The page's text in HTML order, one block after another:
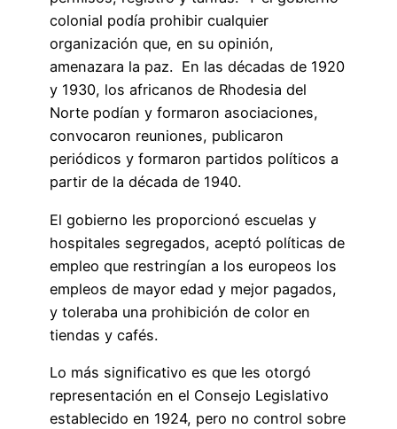
colonial podía prohibir cualquier
organización que, en su opinión,
amenazara la paz. En las décadas de 1920
y 1930, los africanos de Rhodesia del
Norte podían y formaron asociaciones,
convocaron reuniones, publicaron
periódicos y formaron partidos políticos a
partir de la década de 1940.
El gobierno les proporcionó escuelas y
hospitales segregados, aceptó políticas de
empleo que restringían a los europeos los
empleos de mayor edad y mejor pagados,
y toleraba una prohibición de color en
tiendas y cafés.
Lo más significativo es que les otorgó
representación en el Consejo Legislativo
establecido en 1924, pero no control sobre